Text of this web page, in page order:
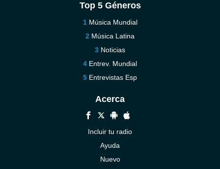
Top 5 Géneros
Música Mundial
Música Latina
Noticias
Entrev. Mundial
Entrevistas Esp
Acerca
Incluir tu radio
Ayuda
Nuevo